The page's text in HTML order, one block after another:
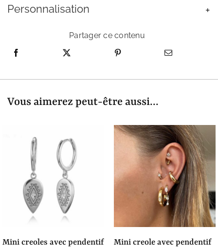
Personnalisation
Partager ce contenu
Vous aimerez peut-être aussi...
mini creoles avec pendentif
mini creole avec pendentif